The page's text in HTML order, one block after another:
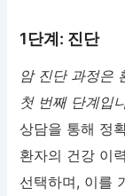
1단계: 진단
암 진단 과정은
첫 번째 단계입
상담을 통해 정
환자의 건강 이
선택하며, 이를